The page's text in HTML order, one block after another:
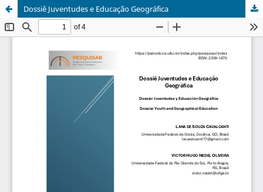
Dossiê Juventudes e Educação Geográfica